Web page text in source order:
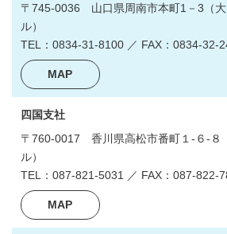
〒745-0036 山口県周南市本町1－3 （
ル）
TEL：0834-31-8100 ／ FAX：0834-32-
MAP
四国支社
〒760-0017 香川県高松市番町１-６-８
ル）
TEL：087-821-5031 ／ FAX：087-822-
MAP